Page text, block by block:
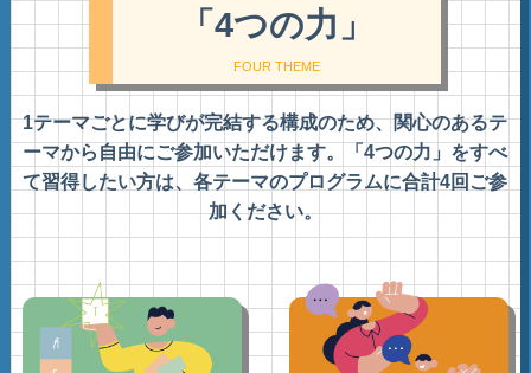
「4つの力」
FOUR THEME
1テーマごとに学びが完結する構成のため、関心のあるテ
ーマから自由にご参加いただけます。
「4つの力」をすべ
て習得したい方は、各テーマのプログラムに合計4回ご参
加ください。